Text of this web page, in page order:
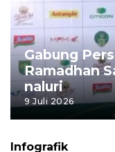
Gabung
Ramadhan
naluri
9 Juli 2026
Infografik